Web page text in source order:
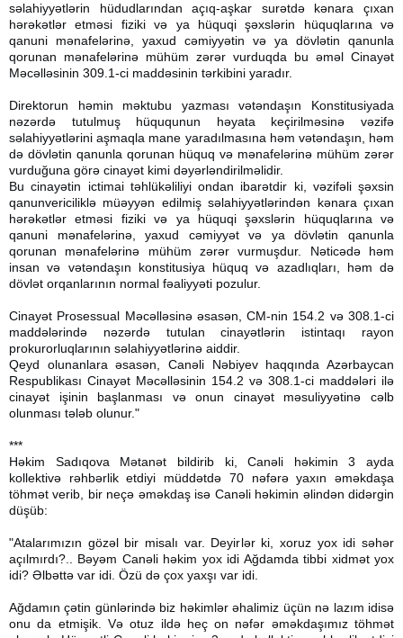
səlahiyyətlərin hüdudlarından açıq-aşkar surətdə kənara çıxan
hərəkətlər etməsi fiziki və ya hüquqi şəxslərin hüquqlarına və
qanuni mənafelərinə, yaxud cəmiyyətin və ya dövlətin qanunla
qorunan mənafelərinə mühüm zərər vurduqda bu əməl Cinayət
Məcəlləsinin 309.1-ci maddəsinin tərkibini yaradır.
Direktorun həmin məktubu yazması vətəndaşın Konstitusiyada
nəzərdə tutulmuş hüququnun həyata keçirilməsinə vəzifə
səlahiyyətlərini aşmaqla mane yaradılmasına həm vətəndaşın, həm
də dövlətin qanunla qorunan hüquq və mənafelərinə mühüm zərər
vurduğuna görə cinayət kimi dəyərləndirilməlidir.
Bu cinayətin ictimai təhlükəliliyi ondan ibarətdir ki, vəzifəli şəxsin
qanunvericiliklə müəyyən edilmiş səlahiyyətlərindən kənara çıxan
hərəkətlər etməsi fiziki və ya hüquqi şəxslərin hüquqlarına və
qanuni mənafelərinə, yaxud cəmiyyət və ya dövlətin qanunla
qorunan mənafelərinə mühüm zərər vurmuşdur. Nəticədə həm
insan və vətəndaşın konstitusiya hüquq və azadlıqları, həm də
dövlət orqanlarının normal fəaliyyəti pozulur.
Cinayət Prosessual Məcəlləsinə əsasən, CM-nin 154.2 və 308.1-ci
maddələrində nəzərdə tutulan cinayətlərin istintaqı rayon
prokurorluqlarının səlahiyyətlərinə aiddir.
Qeyd olunanlara əsasən, Canəli Nəbiyev haqqında Azərbaycan
Respublikası Cinayət Məcəlləsinin 154.2 və 308.1-ci maddələri ilə
cinayət işinin başlanması və onun cinayət məsuliyyətinə cəlb
olunması tələb olunur."
***
Həkim Sadıqova Mətanət bildirib ki, Canəli həkimin 3 ayda
kollektivə rəhbərlik etdiyi müddətdə 70 nəfərə yaxın əməkdaşa
töhmət verib, bir neçə əməkdaş isə Canəli həkimin əlindən didərgin
düşüb:
"Atalarımızın gözəl bir misalı var. Deyirlər ki, xoruz yox idi səhər
açılmırdı?.. Bəyəm Canəli həkim yox idi Ağdamda tibbi xidmət yox
idi? Əlbəttə var idi. Özü də çox yaxşı var idi.
Ağdamın çətin günlərində biz həkimlər əhalimiz üçün nə lazım idisə
onu da etmişik. Və otuz ildə heç on nəfər əməkdaşımız töhmət